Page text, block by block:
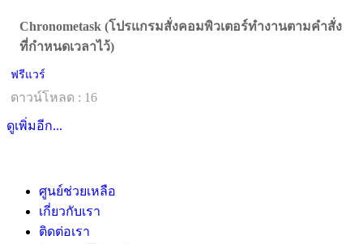
Chronometask (โปรแกรมสั่งคอมพิวเตอร์ทำงานตามคำสั่ง
ที่กำหนดเวลาไว้)
ฟรีแวร์
ดาวน์โหลด : 16
ดูเพิ่มอีก...
ศูนย์ช่วยเหลือ
เกี่ยวกับเรา
ติดต่อเรา